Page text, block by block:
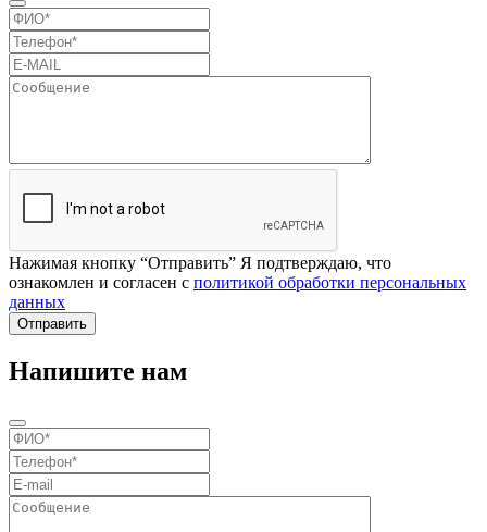
Нажимая кнопку “Отправить” Я подтверждаю, что
ознакомлен и согласен с политикой обработки персональных
данных
Отправить
Напишите нам